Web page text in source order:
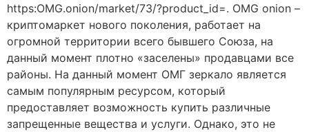
https:OMG.onion/market/73/?product_id=. OMG onion –
криптомаркет нового поколения, работает на
огромной территории всего бывшего Союза, на
данный момент плотно «заселены» продавцами все
районы. На данный момент ОМГ зеркало является
самым популярным ресурсом, который
предоставляет возможность купить различные
запрещенные вещества и услуги. Однако, это не